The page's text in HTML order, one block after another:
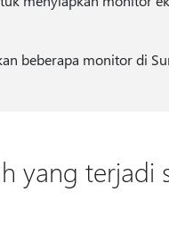
beberapa monitor di
yang